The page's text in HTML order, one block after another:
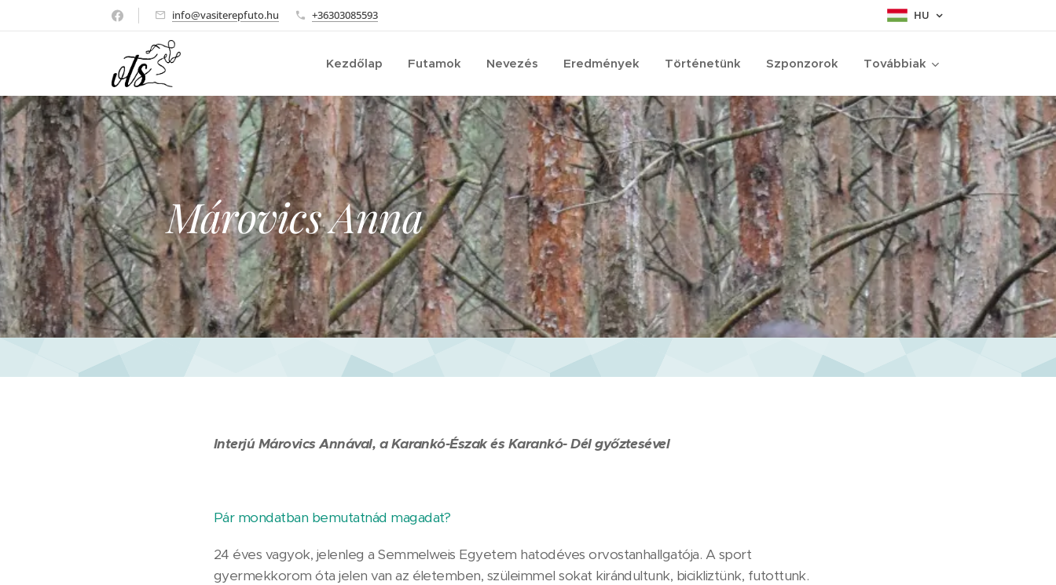
info@vasiterepfuto.hu +36303085593 HU
Kezdőlap Futamok Nevezés Eredmények Történetünk Szponzorok Továbbiak
Márovics Anna
Interjú Márovics Annával, a Karankó-Észak és Karankó- Dél győztesével
Pár mondatban bemutatnád magadat?
24 éves vagyok, jelenleg a Semmelweis Egyetem hatodéves orvostanhallgatója. A sport
gyermekkorom óta jelen van az életemben, szüleimmel sokat kirándultunk, bicikliztünk, futottunk.